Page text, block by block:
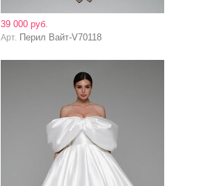
39 000 руб.
Арт. Перил Вайт-V70118